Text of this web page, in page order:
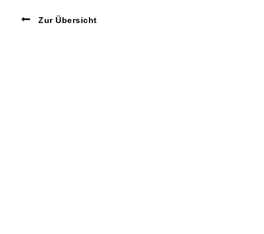
Zur Übersicht